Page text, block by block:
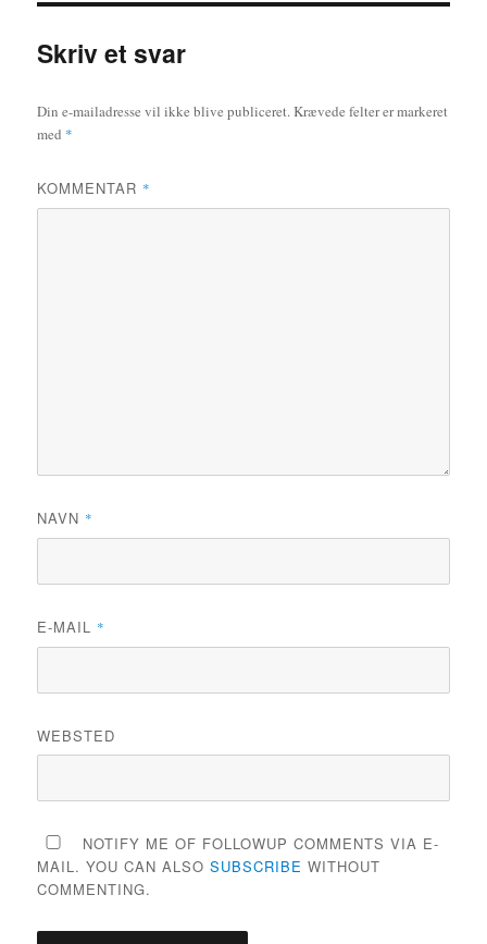
Skriv et svar
Din e-mailadresse vil ikke blive publiceret. Krævede felter er markeret
med *
KOMMENTAR *
NAVN *
E-MAIL *
WEBSTED
NOTIFY ME OF FOLLOWUP COMMENTS VIA E-
MAIL. YOU CAN ALSOSUBSCRIBE WITHOUT
COMMENTING.